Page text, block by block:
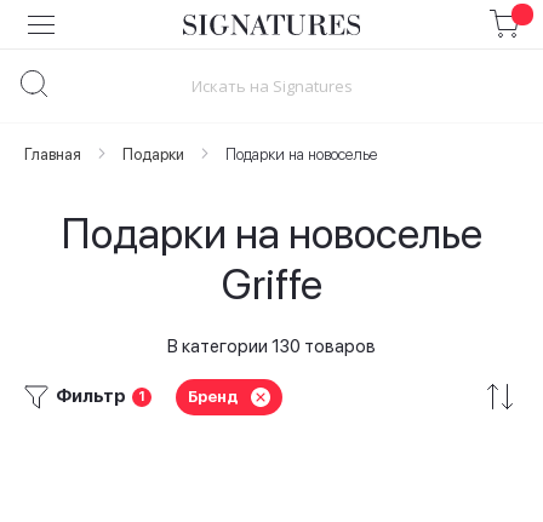
Skip
to
Главная Подарки Подарки на новоселье
Подарки на новоселье
Griffe
В категории 130 товаров
Фильтр 1 Бренд